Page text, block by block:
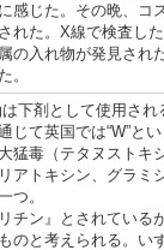
感じた。その晩、コ
れた。X線で検査し
の入れ物が発見され
。
は下剤として使用され
じて英国では“W”と
猛毒（テタヌストキ
アトキシン、グラミ
つ。
チン』とされている
のと考えられる。い